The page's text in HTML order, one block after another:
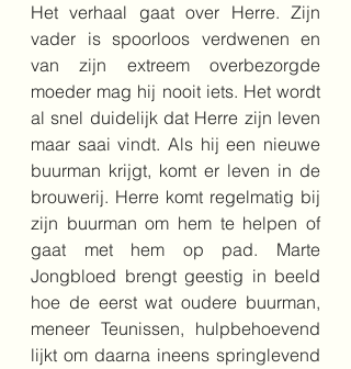
Het verhaal gaat over Herre. Zijn
vader is spoorloos verdwenen en
van zijn extreem overbezorgde
moeder mag hij nooit iets. Het wordt
al snel duidelijk dat Herre zijn leven
maar saai vindt. Als hij een nieuwe
buurman krijgt, komt er leven in de
brouwerij. Herre komt regelmatig bij
zijn buurman om hem te helpen of
gaat met hem op pad. Marte
Jongbloed brengt geestig in beeld
hoe de eerst wat oudere buurman,
meneer Teunissen, hulpbehoevend
lijkt om daarna ineens springlevend